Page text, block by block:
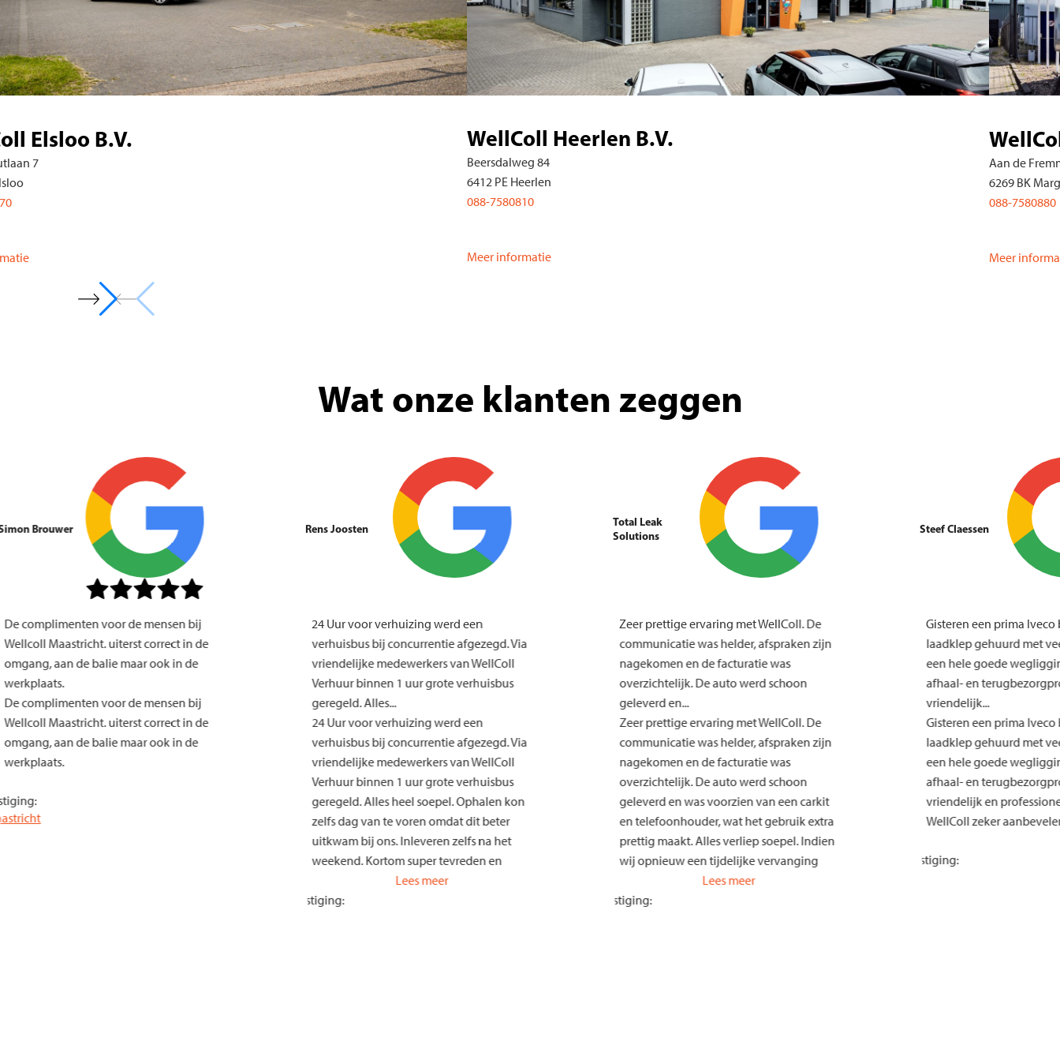
Wat onze klanten zeggen
Simon Brouwer
De complimenten voor de mensen bij
Wellcoll Maastricht. uiterst correct in de
omgang, aan de balie maar ook in de
werkplaats.
De complimenten voor de mensen bij
Wellcoll Maastricht. uiterst correct in de
omgang, aan de balie maar ook in de
werkplaats.
Vestiging:
Maastricht
Rens Joosten
24 Uur voor verhuizing werd een
verhuisbus bij concurrentie afgezegd. Via
vriendelijke medewerkers van WellColl
Verhuur binnen 1 uur grote verhuisbus
geregeld. Alles...
24 Uur voor verhuizing werd een
verhuisbus bij concurrentie afgezegd. Via
vriendelijke medewerkers van WellColl
Verhuur binnen 1 uur grote verhuisbus
geregeld. Alles heel soepel. Ophalen kon
zelfs dag van te voren omdat dit beter
uitkwam bij ons. Inleveren zelfs na het
weekend. Kortom super tevreden en
verlichting in bakwagen was perfect.
Laadklep was ook top.
Lees meer
Vestiging:
Total Leak
Solutions
Zeer prettige ervaring met WellColl. De
communicatie was helder, afspraken zijn
nagekomen en de facturatie was
overzichtelijk. De auto werd schoon
geleverd en...
Zeer prettige ervaring met WellColl. De
communicatie was helder, afspraken zijn
nagekomen en de facturatie was
overzichtelijk. De auto werd schoon
geleverd en was voorzien van een carkit
en telefoonhouder, wat het gebruik extra
prettig maakt. Alles verliep soepel. Indien
wij opnieuw een tijdelijke vervanging
nodig hebben, zullen wij zeker weer
gebruikmaken van jullie diensten.
Lees meer
Vestiging:
Steef Claessen
Gisteren een prima
laadklep gehuurd
een hele goede
afhaal- en
vriendelijk...
Gisteren een prima
laadklep gehuurd
een hele goede
afhaal- en
vriendelijk en
WellColl zeker
Vestiging: